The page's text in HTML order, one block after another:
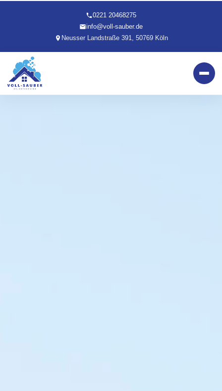
0221 20468275
info@voll-sauber.de
Neusser Landstraße 391, 50769 Köln